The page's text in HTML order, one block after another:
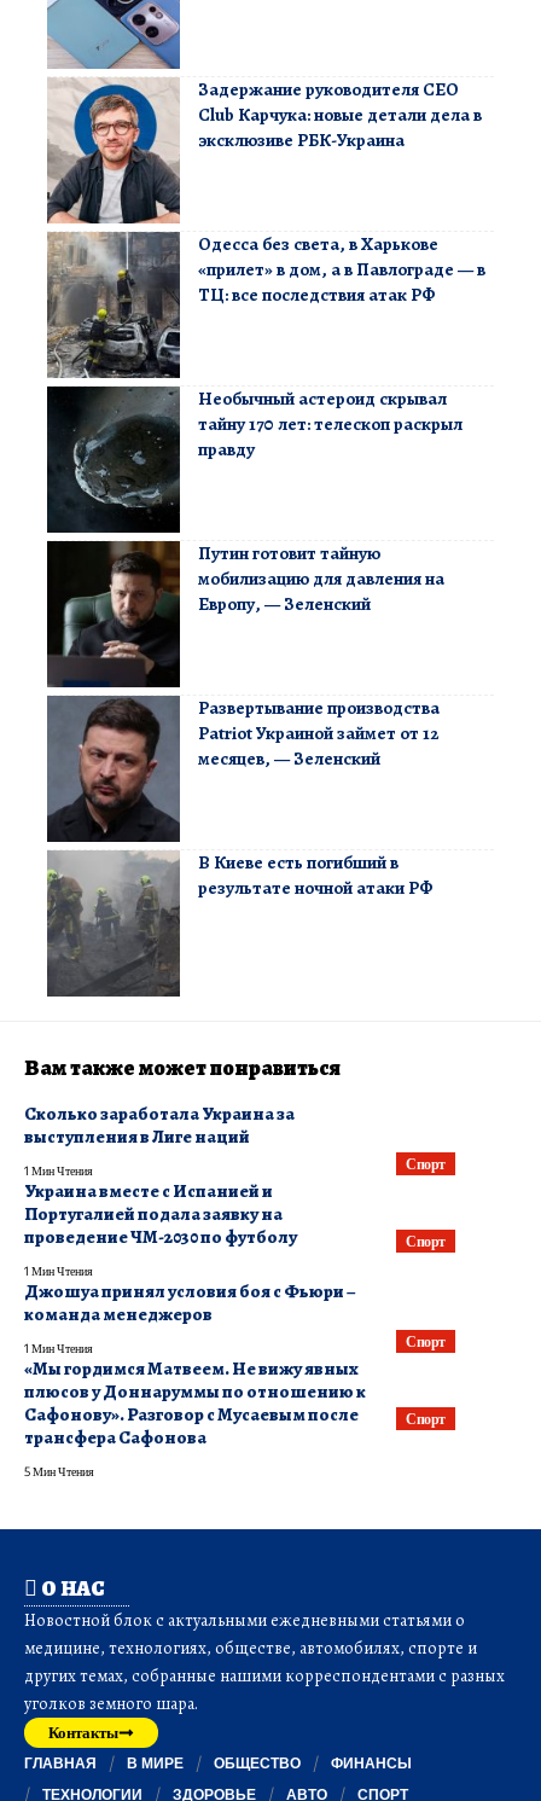
Задержание руководителя CEO
Club Карчука: новые детали дела в
эксклюзиве РБК-Украина
Одесса без света, в Харькове
«прилет» в дом, а в Павлограде — в
ТЦ: все последствия атак РФ
Необычный астероид скрывал
тайну 170 лет: телескоп раскрыл
правду
Путин готовит тайную
мобилизацию для давления на
Европу, — Зеленский
Развертывание производства
Patriot Украиной займет от 12
месяцев, — Зеленский
В Киеве есть погибший в
результате ночной атаки РФ
Вам также может понравиться
Спорт
Сколько заработала Украина за
выступления в Лиге наций
1 Мин Чтения
Спорт
Украина вместе с Испанией и
Португалией подала заявку на
проведение ЧМ-2030 по футболу
1 Мин Чтения
Спорт
Джошуа принял условия боя с Фьюри –
команда менеджеров
1 Мин Чтения
Спорт
«Мы гордимся Матвеем. Не вижу явных
плюсов у Доннаруммы по отношению к
Сафонову». Разговор с Мусаевым после
трансфера Сафонова
5 Мин Чтения
О НАС
Новостной блок с актуальными ежедневными статьями о
медицине, технологиях, обществе, автомобилях, спорте и
других темах, собранные нашими корреспондентами с разных
уголков земного шара.
Контакты
ГЛАВНАЯ В МИРЕ ОБЩЕСТВО
ФИНАНСЫ
ТЕХНОЛОГИИ
ЗДОРОВЬЕ АВТО СПОРТ